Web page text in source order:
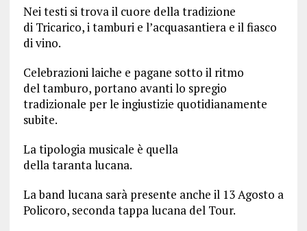
Nei testi si trova il cuore della tradizione
di Tricarico, i tamburi e l’acquasantiera e il fiasco
di vino.
Celebrazioni laiche e pagane sotto il ritmo
del tamburo, portano avanti lo spregio
tradizionale per le ingiustizie quotidianamente
subite.
La tipologia musicale è quella
della taranta lucana.
La band lucana sarà presente anche il 13 Agosto a
Policoro, seconda tappa lucana del Tour.